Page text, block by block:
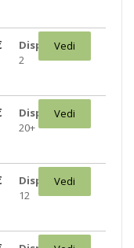
Disponibili:
2
Vedi
Disponibili:
20+
Vedi
Disponibili:
12
Vedi